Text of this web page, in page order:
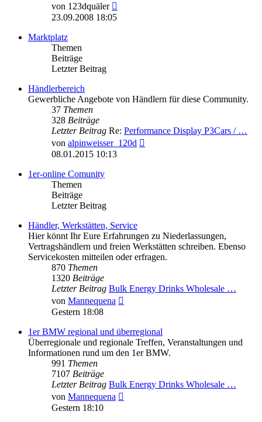
von 123dquäler
23.09.2008 18:05
Marktplatz
Themen
Beiträge
Letzter Beitrag
Händlerbereich
Gewerbliche Angebote von Händlern für diese Community.
37 Themen
328 Beiträge
Letzter Beitrag Re: Performance Display P3Cars / …
von alpinweisser_120d
08.01.2015 10:13
1er-online Comunity
Themen
Beiträge
Letzter Beitrag
Händler, Werkstätten, Service
Hier könnt Ihr Eure Erfahrungen zu Niederlassungen,
Vertragshändlern und freien Werkstätten schreiben. Ebenso
Servicekosten mitteilen oder erfragen.
870 Themen
1320 Beiträge
Letzter Beitrag Bulk Energy Drinks Wholesale …
von Mannequena
Gestern 18:08
1er BMW regional und überregional
Überregionale und regionale Treffen, Veranstaltungen und
Informationen rund um den 1er BMW.
991 Themen
7107 Beiträge
Letzter Beitrag Bulk Energy Drinks Wholesale …
von Mannequena
Gestern 18:10